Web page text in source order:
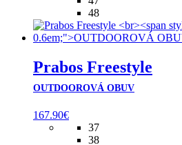
48
Prabos Freestyle
OUTDOOROVÁ OBUV
167.90€
37
38